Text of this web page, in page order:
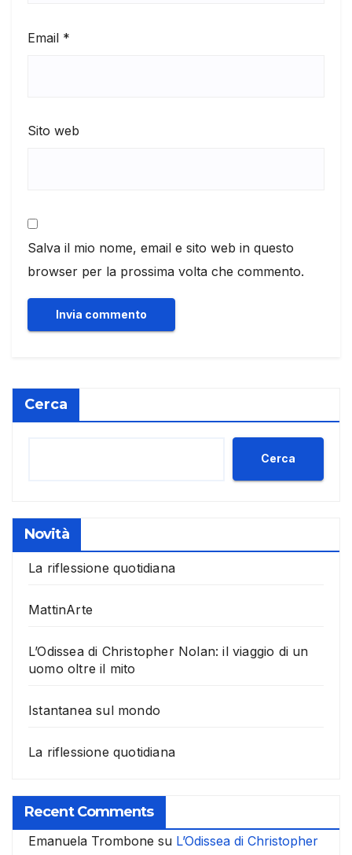
Email *
Sito web
Salva il mio nome, email e sito web in questo
browser per la prossima volta che commento.
Cerca
Cerca
Novità
La riflessione quotidiana
MattinArte
L’Odissea di Christopher Nolan: il viaggio di un
uomo oltre il mito
Istantanea sul mondo
La riflessione quotidiana
Recent Comments
Emanuela Trombone su L’Odissea di Christopher